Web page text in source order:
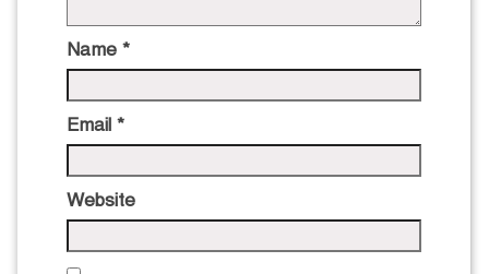
Name *
Email *
Website